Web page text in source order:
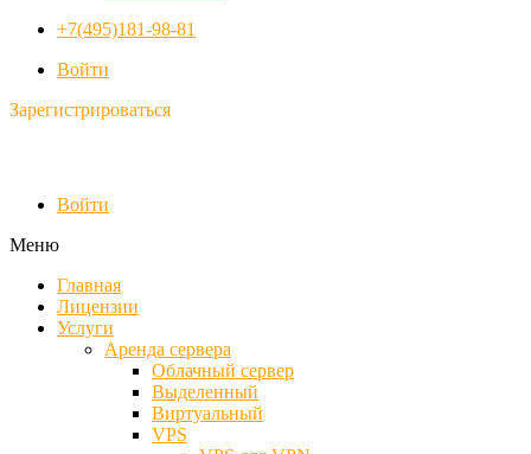
+7(495)181-98-81
Войти
Зарегистрироваться
Войти
Меню
Главная
Лицензии
Услуги
Аренда сервера
Облачный сервер
Выделенный
Виртуальный
VPS